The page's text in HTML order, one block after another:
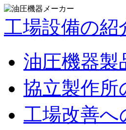
工場設備の紹
油圧機器製
協立製作所
工場改善へ